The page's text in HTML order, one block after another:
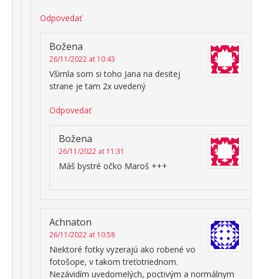
Odpovedať
Božena
26/11/2022 at 10:43
Všimla som si toho Jana na desitej
strane je tam 2x uvedený
Odpovedať
Božena
26/11/2022 at 11:31
Máš bystré očko Maroš +++
Achnaton
26/11/2022 at 10:58
Niektoré fotky vyzerajú ako robené vo
fotošope, v takom treťotriednom.
Nezávidím uvedomelých, poctivým a normálnym